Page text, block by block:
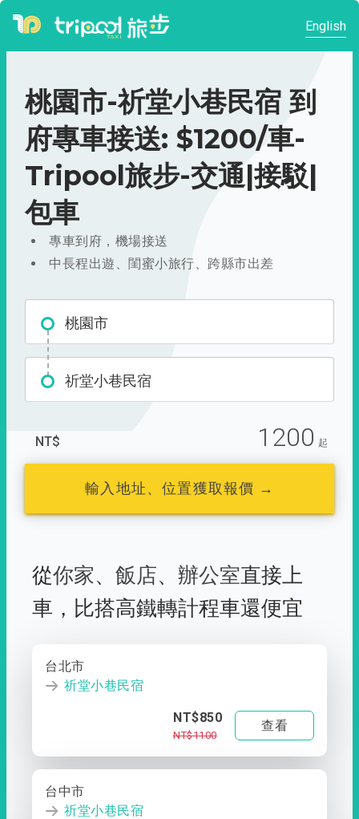
English
桃園市-祈堂小巷民宿 到
府專車接送: $1200/車-
Tripool旅步-交通|接駁|
包車
專車到府，機場接送
中長程出遊、閨蜜小旅行、跨縣市出差
桃園市
祈堂小巷民宿
NT$ 1200 起
輸入地址、位置獲取報價 →
從你家、 飯店、 辦公室直接上
車， 比搭高鐵轉計程車還便宜
台北市
祈堂小巷民宿
NT$850
NT$1100
查看
台中市
祈堂小巷民宿